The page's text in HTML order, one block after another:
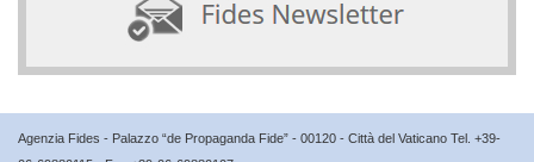
Agenzia Fides - Palazzo “de Propaganda Fide” - 00120 - Città del Vaticano Tel. +39-